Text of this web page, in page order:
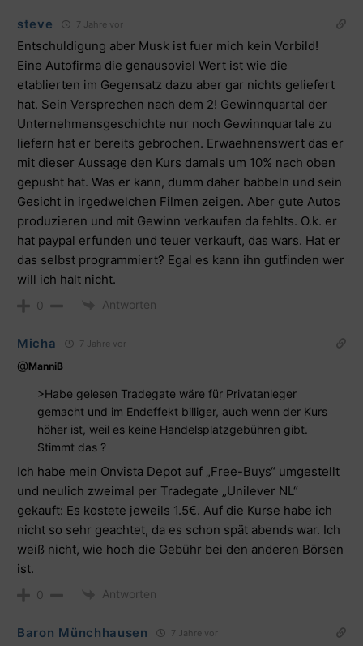
steve 7 Jahre vor
Entschuldigung aber Musk ist fuer mich kein Vorbild!
Eine Autofirma die genausoviel Wert ist wie die
etablierten im Gegensatz dazu aber gar nichts geliefert
hat. Sein Versprechen nach dem 2! Gewinnquartal der
Unternehmensgeschichte nur noch Gewinnquartale zu
liefern hat er bereits gebrochen. Erwaehnenswert das er
mit dieser Aussage den Kurs damals um 10% nach oben
gepusht hat. Was er kann, dumm daher babbeln und sein
Gesicht in irgedwelchen Filmen zeigen. Aber gute Autos
produzieren und mit Gewinn verkaufen da fehlts. O.k. er
hat paypal erfunden und teuer verkauft, das wars. Hat er
das selbst programmiert? Egal es kann ihn gutfinden wer
will ich halt nicht.
0 Antworten
Micha 7 Jahre vor
@ManniB
>Habe gelesen Tradegate wäre für Privatanleger
gemacht und im Endeffekt billiger, auch wenn der Kurs
höher ist, weil es keine Handelsplatzgebühren gibt.
Stimmt das ?
Ich habe mein Onvista Depot auf „Free-Buys“ umgestellt
und neulich zweimal per Tradegate „Unilever NL“
gekauft: Es kostete jeweils 1.5€. Auf die Kurse habe ich
nicht so sehr geachtet, da es schon spät abends war. Ich
weiß nicht, wie hoch die Gebühr bei den anderen Börsen
ist.
0 Antworten
Baron Münchhausen 7 Jahre vor